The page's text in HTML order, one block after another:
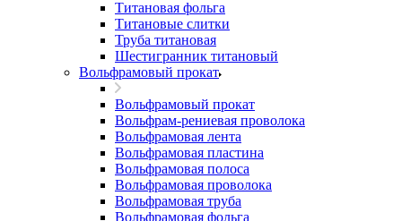
Титановая фольга
Титановые слитки
Труба титановая
Шестигранник титановый
Вольфрамовый прокат
Вольфрамовый прокат
Вольфрам-рениевая проволока
Вольфрамовая лента
Вольфрамовая пластина
Вольфрамовая полоса
Вольфрамовая проволока
Вольфрамовая труба
Вольфрамовая фольга